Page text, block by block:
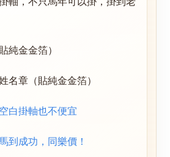
純金金箔）
名章（貼純金金箔）
白掛軸也不便宜
到成功，同樂價！